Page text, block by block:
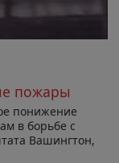
пожары
понижение
в борьбе с
Вашингтон,